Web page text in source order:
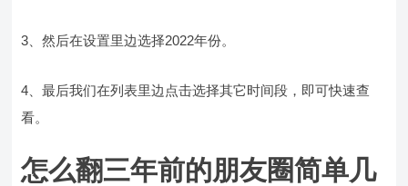
3、然后在设置里边选择2022年份。
4、最后我们在列表里边点击选择其它时间段，即可快速查
看。
怎么翻三年前的朋友圈简单几